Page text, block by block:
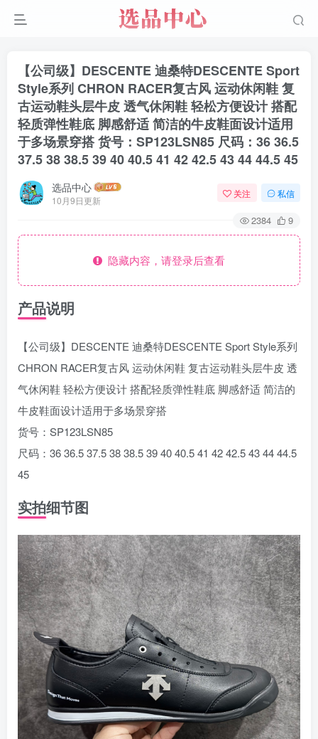
【公司级】DESCENTE 迪桑特DESCENTE Sport
Style系列 CHRON RACER复古风 运动休闲鞋 复
古运动鞋头层牛皮 透气休闲鞋 轻松方便设计 搭配
轻质弹性鞋底 脚感舒适 简洁的牛皮鞋面设计适用
于多场景穿搭 货号：SP123LSN85 尺码：36 36.5
37.5 38 38.5 39 40 40.5 41 42 42.5 43 44 44.5 45
选品中心
10月9日更新
关注 私信
2384 9
隐藏内容，请登录后查看
产品说明
【公司级】DESCENTE 迪桑特DESCENTE Sport Style系列
CHRON RACER复古风 运动休闲鞋 复古运动鞋头层牛皮 透
气休闲鞋 轻松方便设计 搭配轻质弹性鞋底 脚感舒适 简洁的
牛皮鞋面设计适用于多场景穿搭
货号：SP123LSN85
尺码：36 36.5 37.5 38 38.5 39 40 40.5 41 42 42.5 43 44 44.5
45
实拍细节图